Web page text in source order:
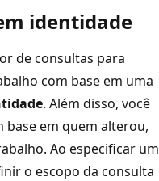
identidade
de consultas para
com base em uma
. Além disso, você
em quem alterou,
Ao especificar um
o escopo da consulta